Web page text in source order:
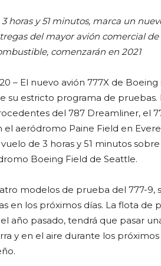
horas y 51 minutos, marca un
del mayor avión comercial
comenzarán en 2021
– El nuevo avión 777X de
su estricto programa de
del 787 Dreamliner, el
aeródromo Paine Field en
de 3 horas y 51 minutos
Boeing Field de Seattle.
modelos de prueba del 777-9,
en los próximos días. La flota de
año pasado, tendrá que pasar
y en el aire durante los